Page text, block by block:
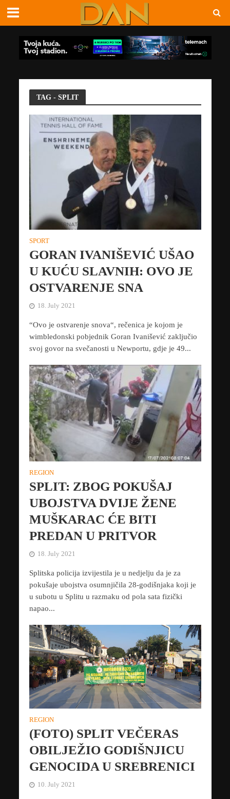
TAG - SPLIT
SPORT
GORAN IVANIŠEVIĆ UŠAO
U KUĆU SLAVNIH: OVO JE
OSTVARENJE SNA
18. July 2021
“Ovo je ostvarenje snova“, rečenica je kojom je
wimbledonski pobjednik Goran Ivanišević zaključio
svoj govor na svečanosti u Newportu, gdje je 49...
REGION
SPLIT: ZBOG POKUŠAJ
UBOJSTVA DVIJE ŽENE
MUŠKARAC ĆE BITI
PREDAN U PRITVOR
18. July 2021
Splitska policija izvijestila je u nedjelju da je za
pokušaje ubojstva osumnjičila 28-godišnjaka koji je
u subotu u Splitu u razmaku od pola sata fizički
napao...
REGION
(FOTO) SPLIT VEČERAS
OBILJEŽIO GODIŠNJICU
GENOCIDA U SREBRENICI
10. July 2021